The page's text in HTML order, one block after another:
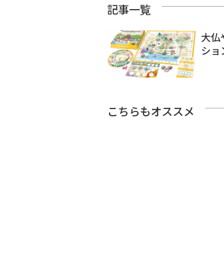
記事一覧
大仏
ショ
こちらもオススメ